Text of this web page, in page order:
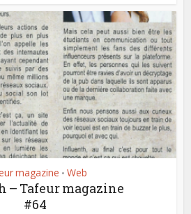
magazine • Web
– Tafeur magazine
#64